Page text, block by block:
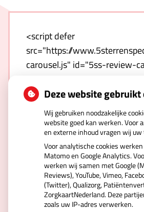
<script defer
src="https://
carousel.js" id="5ss-review-
template="https://
hash=qnwZULNO1T-
carousel&webshop-or-
Deze website
Wij gebruiken noodzakelijke
website goed kan werken. Voor
en externe inhoud vragen wij
Voor analytische cookies
Matomo en Google Analytics.
werken wij samen met Google
Reviews), YouTube, Vimeo,
(Twitter), Qualizorg,
ZorgkaartNederland. Deze
zoals uw IP-adres verwerken.